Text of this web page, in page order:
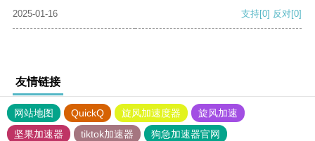
2025-01-16
支持[0] 反对[0]
友情链接
网站地图 QuickQ 旋风加速度器
旋风加速
坚果加速器
tiktok加速器
狗急加速器官网